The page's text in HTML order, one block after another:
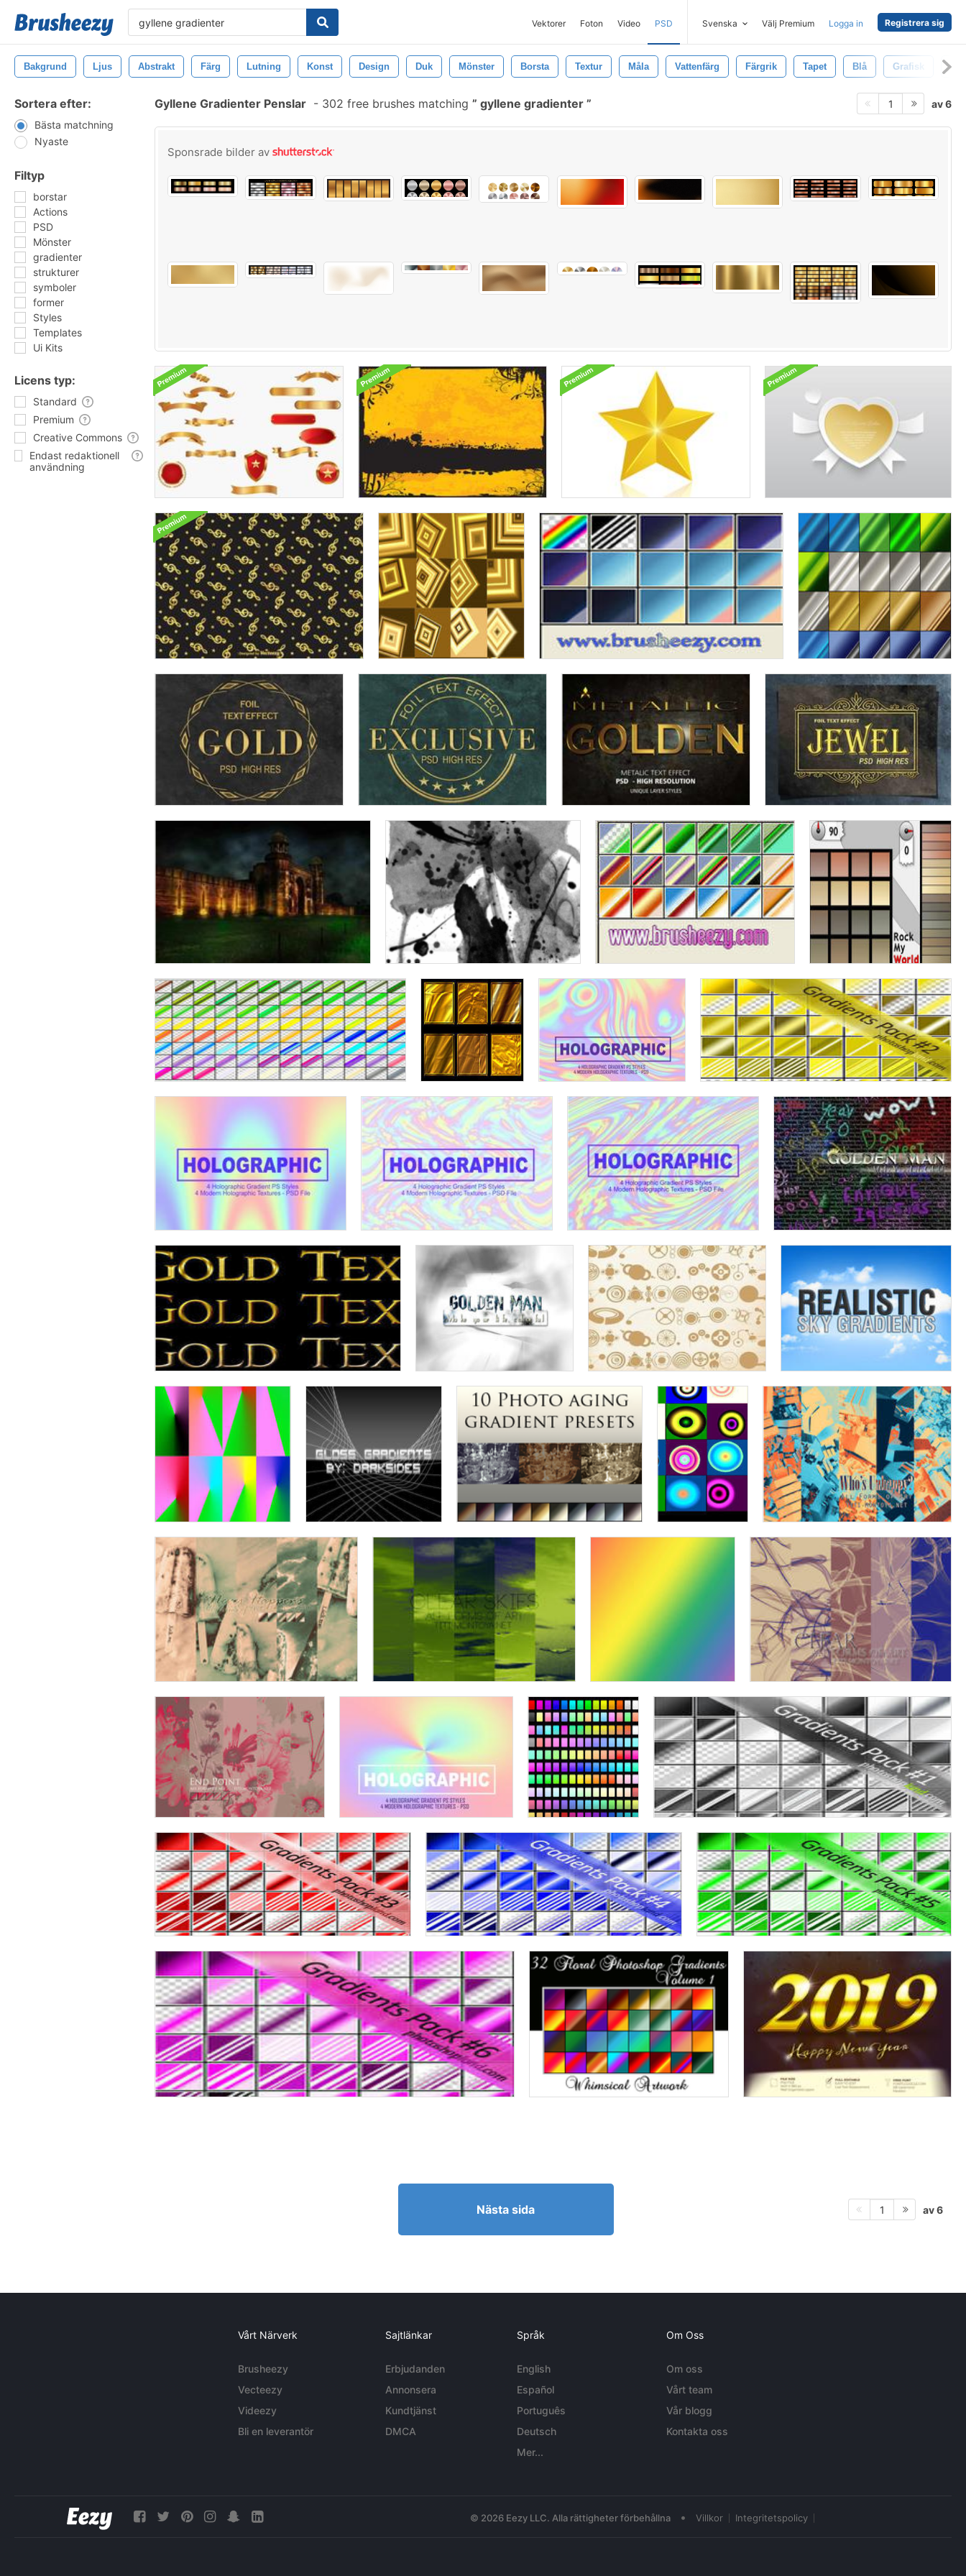
Vektorer Foton Video PSD Svenska Välj Premium Logga in Registrera sig
Bakgrund Ljus Abstrakt Färg Lutning Konst Design Duk Mönster Borsta Textur Måla Vattenfärg Färgrik Tapet Blå Grafisk Vit
Sortera efter:
Bästa matchning
Nyaste
Filtyp
borstar
Actions
PSD
Mönster
gradienter
strukturer
symboler
former
Styles
Templates
Ui Kits
Licens typ:
Standard
Premium
Creative Commons
Endast redaktionell
användning
Gyllene Gradienter Penslar - 302 free brushes matching gyllene gradienter 1 av 6
Sponsrade bilder av
Nästa sida 1 av 6
Vårt Närverk
Brusheezy
Vecteezy
Videezy
Bli en leverantör
Sajtlänkar
Erbjudanden
Annonsera
Kundtjänst
DMCA
Språk
English
Español
Português
Deutsch
Mer...
Om Oss
Om oss
Vårt team
Vår blogg
Kontakta oss
© 2026 Eezy LLC. Alla rättigheter förbehållna • Villkor Integritetspolicy